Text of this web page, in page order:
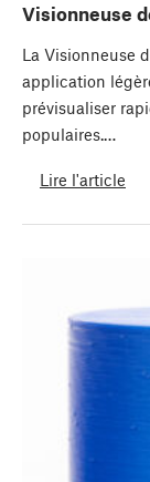
Visionneuse
La Visionneuse
application
prévisualiser
populaires.…
Lire l'article